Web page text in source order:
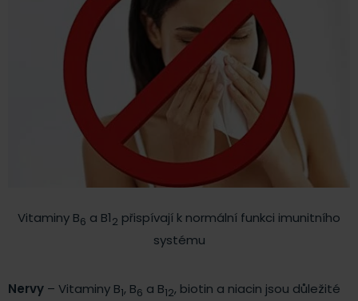
Vitaminy B6 a B12 přispívají k normální funkci imunitního
systému
Nervy – Vitaminy B1, B6 a B12, biotin a niacin jsou důležité